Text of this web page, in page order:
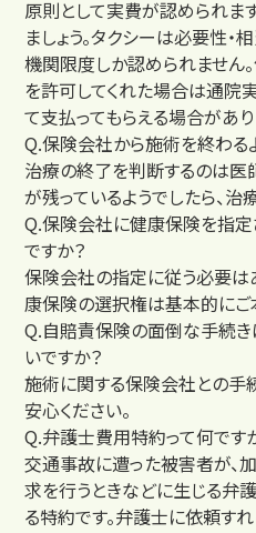
交通事故治療の基本
むちうちの症状と原因
原則として実費が認められま
ましょう。タクシーは必要性
機関限度しか認められません
を許可してくれた場合は通院
て支払ってもらえる場合があり
Q.保険会社から施術を終わる
治療の終了を判断するのは医
が残っているようでしたら、
Q.保険会社に健康保険を指定
ですか？
保険会社の指定に従う必要は
康保険の選択権は基本的にご
Q.自賠責保険の面倒な手続
いですか？
施術に関する保険会社との手
安心ください。
Q.弁護士費用特約って何です
交通事故に遭った被害者が、
求を行うときなどに生じる弁
る特約です。弁護士に依頼す